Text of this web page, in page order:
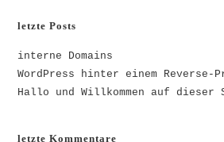
letzte Posts
interne Domains
WordPress hinter einem Reverse-
Hallo und Willkommen auf dieser
letzte Kommentare